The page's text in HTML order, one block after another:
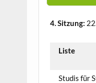
4. Sitzung:
Liste
Studis für